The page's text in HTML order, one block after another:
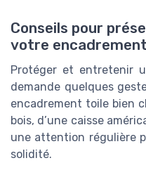
Conseils pour
votre encadrement
Protéger et entretenir
demande quelques
encadrement toile bien
bois, d’une caisse
une attention régulière
solidité.